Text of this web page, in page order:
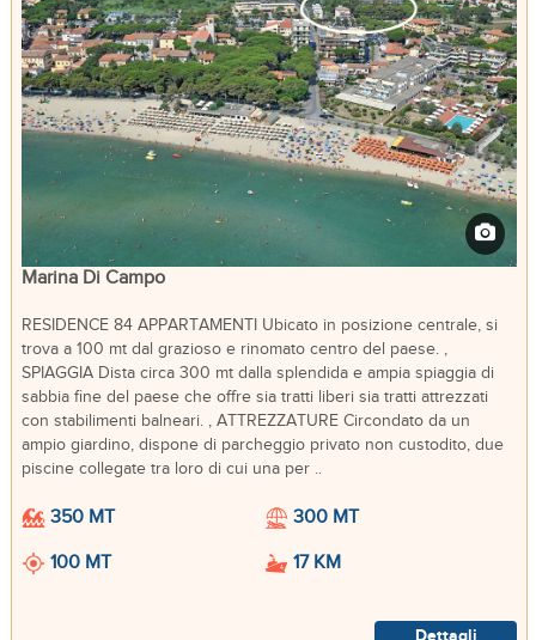
Marina Di Campo
RESIDENCE 84 APPARTAMENTI Ubicato in posizione centrale, si
trova a 100 mt dal grazioso e rinomato centro del paese. ,
SPIAGGIA Dista circa 300 mt dalla splendida e ampia spiaggia di
sabbia fine del paese che offre sia tratti liberi sia tratti attrezzati
con stabilimenti balneari. , ATTREZZATURE Circondato da un
ampio giardino, dispone di parcheggio privato non custodito, due
piscine collegate tra loro di cui una per ..
350 MT
300 MT
100 MT
17 KM
Dettagli